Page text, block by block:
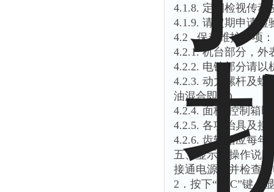
4.1.8. 定期检视传动
4.1.9. 请定期申请检
4.2 保养维护事项：
4.2.1. 机台部分，外
4.2.2. 电镀部分请以
4.2.3. 动力螺杆及
油混合即可)。
4.2.4. 面板(控制箱
4.2.5. 各项治具及
4.2.6. 齿轮箱应每年
五、显示器操作说明
接通电源，并检查
2．按下“ESC”键，